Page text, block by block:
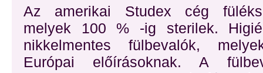
Az amerikai Studex cég
melyek 100 % -ig sterilek.
nikkelmentes fülbevalók,
Európai előírásoknak. A